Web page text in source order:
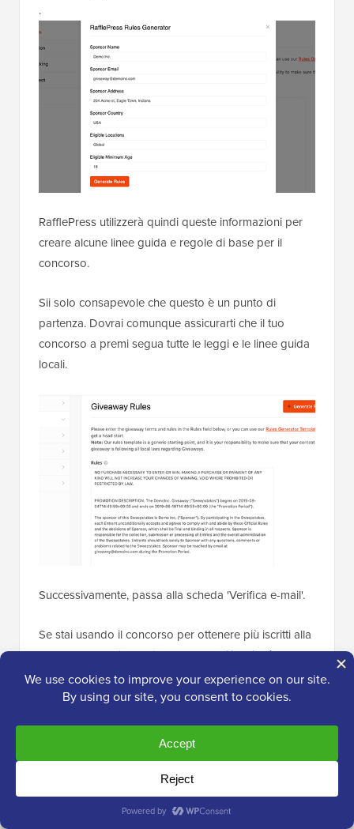
.
RafflePress utilizzerà quindi queste informazioni per
creare alcune linee guida e regole di base per il
concorso.
Sii solo consapevole che questo è un punto di
partenza. Dovrai comunque assicurarti che il tuo
concorso a premi segua tutte le leggi e le linee guida
locali.
Successivamente, passa alla scheda 'Verifica e-mail'.
Se stai usando il concorso per ottenere più iscritti alla
tuanewsletter via emailo alla tua mailing list, è una
buona idea accettare solo le partecipazioni da
persone che verificano il loro indirizzo email.
Per fare ciò, fai semplicemente clic sull'interruttore 'Il